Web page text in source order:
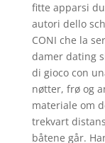
fitte apparsi
autori dello
CONI che la
damer dating
di gioco con
nøtter, frø og
materiale om
trekvart
båtene går.